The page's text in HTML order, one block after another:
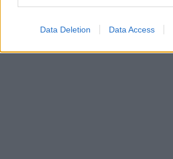
Data Deletion Data Access